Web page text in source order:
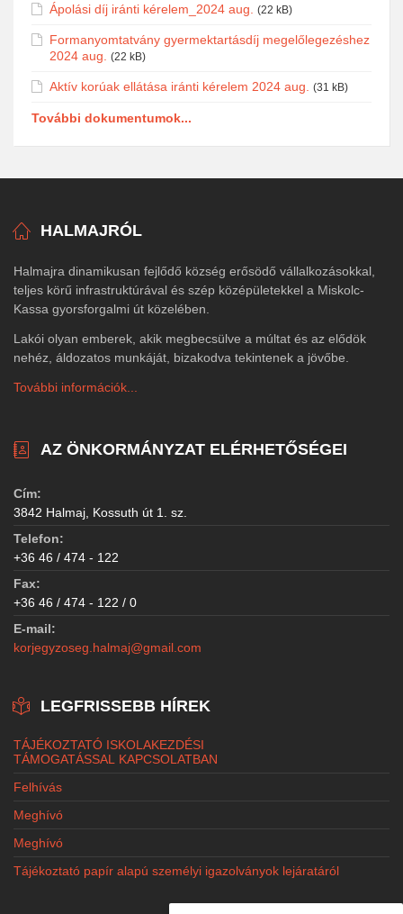
Ápolási díj iránti kérelem_2024 aug. (22 kB)
Formanyomtatvány gyermektartásdíj megelőlegezéshez
2024 aug.
(22 kB)
Aktív korúak ellátása iránti kérelem 2024 aug. (31 kB)
További dokumentumok...
HALMAJRÓL
Halmajra dinamikusan fejlődő község erősödő vállalkozásokkal,
teljes körű infrastruktúrával és szép középületekkel a Miskolc-
Kassa gyorsforgalmi út közelében.
Lakói olyan emberek, akik megbecsülve a múltat és az elődök
nehéz, áldozatos munkáját, bizakodva tekintenek a jövőbe.
További információk...
AZ ÖNKORMÁNYZAT ELÉRHETŐSÉGEI
Cím:
3842 Halmaj, Kossuth út 1. sz.
Telefon:
+36 46 / 474 - 122
Fax:
+36 46 / 474 - 122 / 0
E-mail:
korjegyzoseg.halmaj@gmail.com
LEGFRISSEBB HÍREK
TÁJÉKOZTATÓ ISKOLAKEZDÉSI
TÁMOGATÁSSAL KAPCSOLATBAN
Felhívás
Meghívó
Meghívó
Tájékoztató papír alapú személyi igazolványok lejáratáról